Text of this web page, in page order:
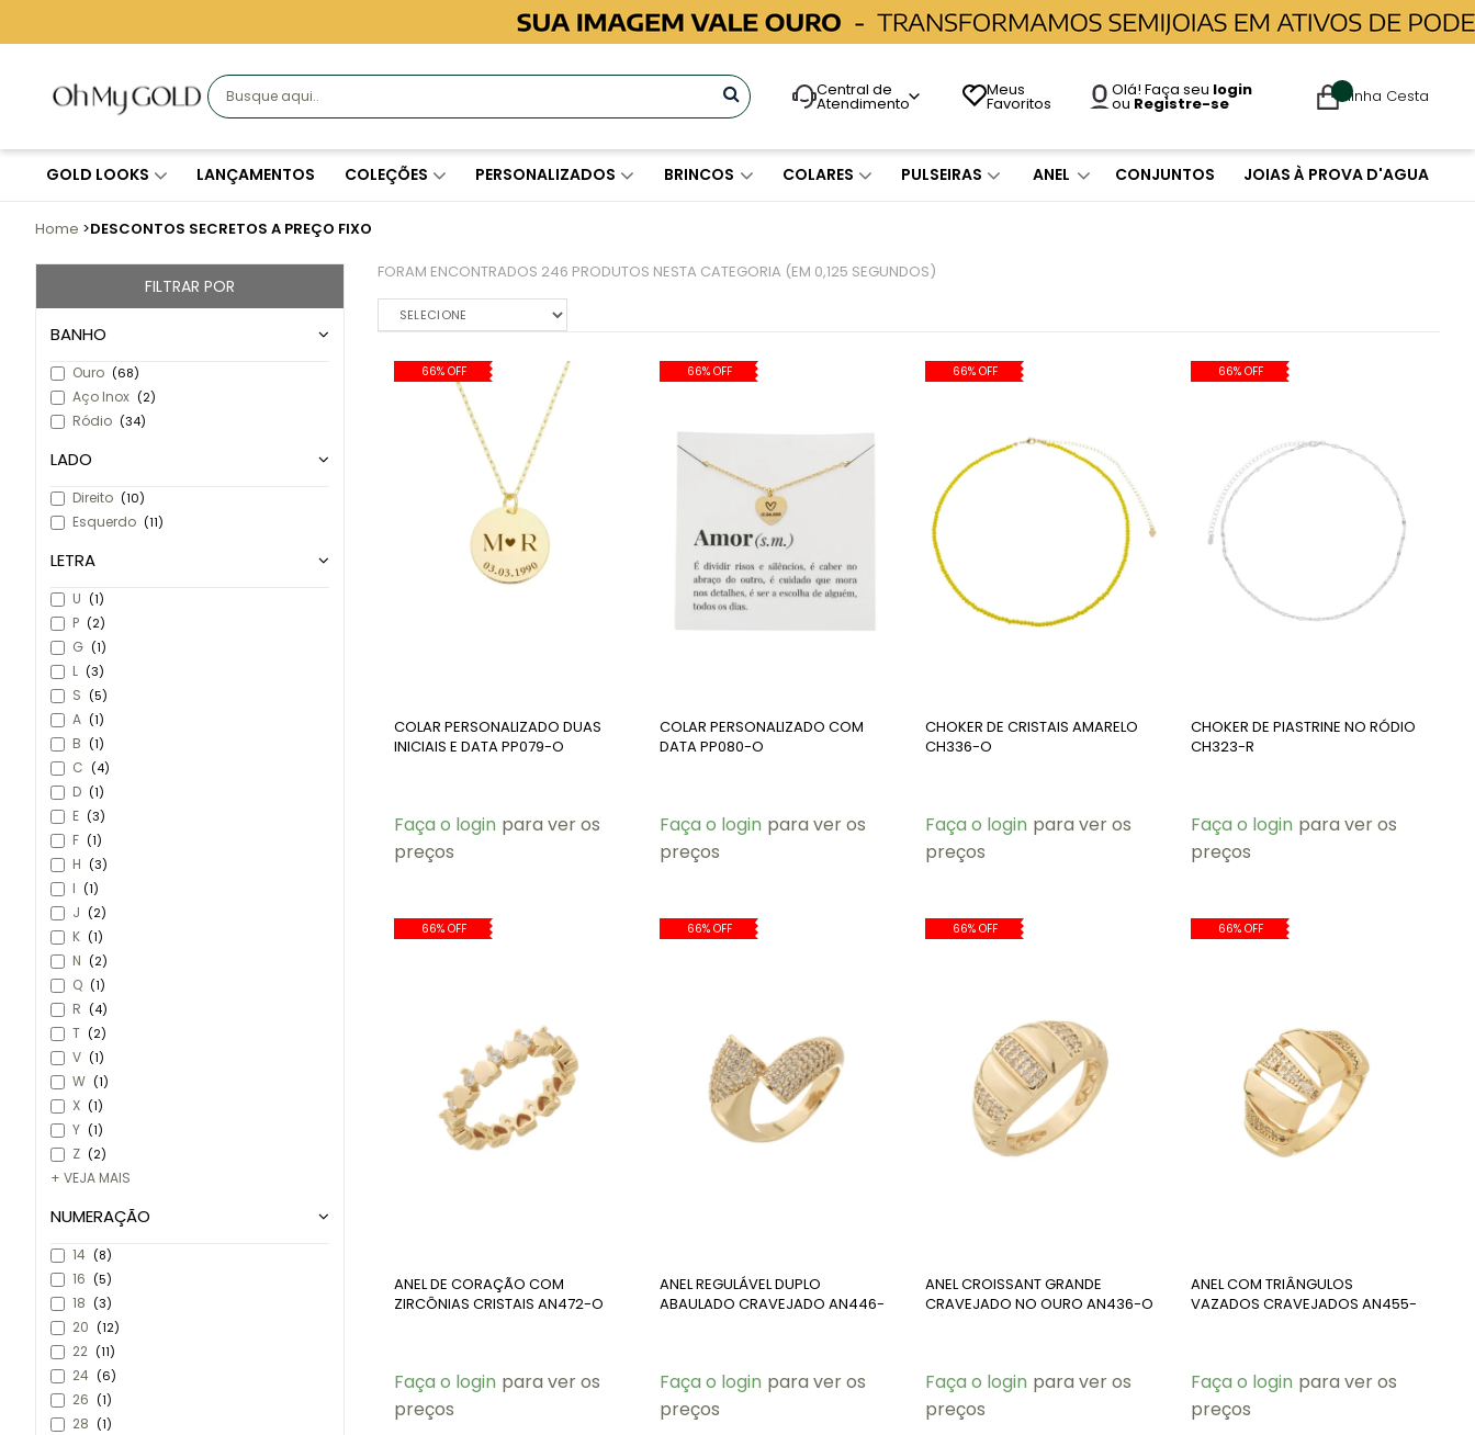
Central de
Atendimento
Meus
Favoritos
Olá! Faça seu login
ou Registre-se Minha Cesta
GOLD LOOKS LANÇAMENTOS COLEÇÕES PERSONALIZADOS BRINCOS COLARES PULSEIRAS ANEL CONJUNTOS JOIAS À PROVA D'AGUA
Home DESCONTOS SECRETOS A PREÇO FIXO
FILTRAR POR
BANHO
Ouro (68)
Aço Inox (2)
Ródio (34)
LADO
Direito (10)
Esquerdo (11)
LETRA
U (1)
P (2)
G (1)
L (3)
S (5)
A (1)
B (1)
C (4)
D (1)
E (3)
F (1)
H (3)
I (1)
J (2)
K (1)
N (2)
Q (1)
R (4)
T (2)
V (1)
W (1)
X (1)
Y (1)
Z (2)
+ VEJA MAIS
NUMERAÇÃO
14 (8)
16 (5)
18 (3)
20 (12)
22 (11)
24 (6)
26 (1)
28 (1)
FORAM ENCONTRADOS 246 PRODUTOS NESTA CATEGORIA (EM 0,125 SEGUNDOS)
Ordenar por:
66% OFF
COLAR PERSONALIZADO DUAS
INICIAIS E DATA PP079-O
Faça o login para ver os
preços
66% OFF
COLAR PERSONALIZADO COM
DATA PP080-O
Faça o login para ver os
preços
66% OFF
CHOKER DE CRISTAIS AMARELO
CH336-O
Faça o login para ver os
preços
66% OFF
CHOKER DE PIASTRINE NO RÓDIO
CH323-R
Faça o login para ver os
preços
66% OFF
ANEL DE CORAÇÃO COM
ZIRCÔNIAS CRISTAIS AN472-O
Faça o login para ver os
preços
66% OFF
ANEL REGULÁVEL DUPLO
ABAULADO CRAVEJADO AN446-
Faça o login para ver os
preços
66% OFF
ANEL CROISSANT GRANDE
CRAVEJADO NO OURO AN436-O
Faça o login para ver os
preços
66% OFF
ANEL COM TRIÂNGULOS
VAZADOS CRAVEJADOS AN455-
Faça o login para ver os
preços